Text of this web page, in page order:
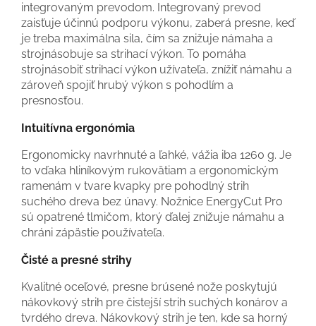
integrovaným prevodom. Integrovaný prevod
zaisťuje účinnú podporu výkonu, zaberá presne, keď
je treba maximálna sila, čím sa znižuje námaha a
strojnásobuje sa strihací výkon. To pomáha
strojnásobiť strihací výkon užívateľa, znížiť námahu a
zároveň spojiť hrubý výkon s pohodlím a
presnosťou.
Intuitívna ergonómia
Ergonomicky navrhnuté a ľahké, vážia iba 1260 g. Je
to vďaka hliníkovým rukovätiam a ergonomickým
ramenám v tvare kvapky pre pohodlný strih
suchého dreva bez únavy. Nožnice EnergyCut Pro
sú opatrené tlmičom, ktorý ďalej znižuje námahu a
chráni zápästie používateľa.
Čisté a presné strihy
Kvalitné oceľové, presne brúsené nože poskytujú
nákovkový strih pre čistejší strih suchých konárov a
tvrdého dreva. Nákovkový strih je ten, kde sa horný